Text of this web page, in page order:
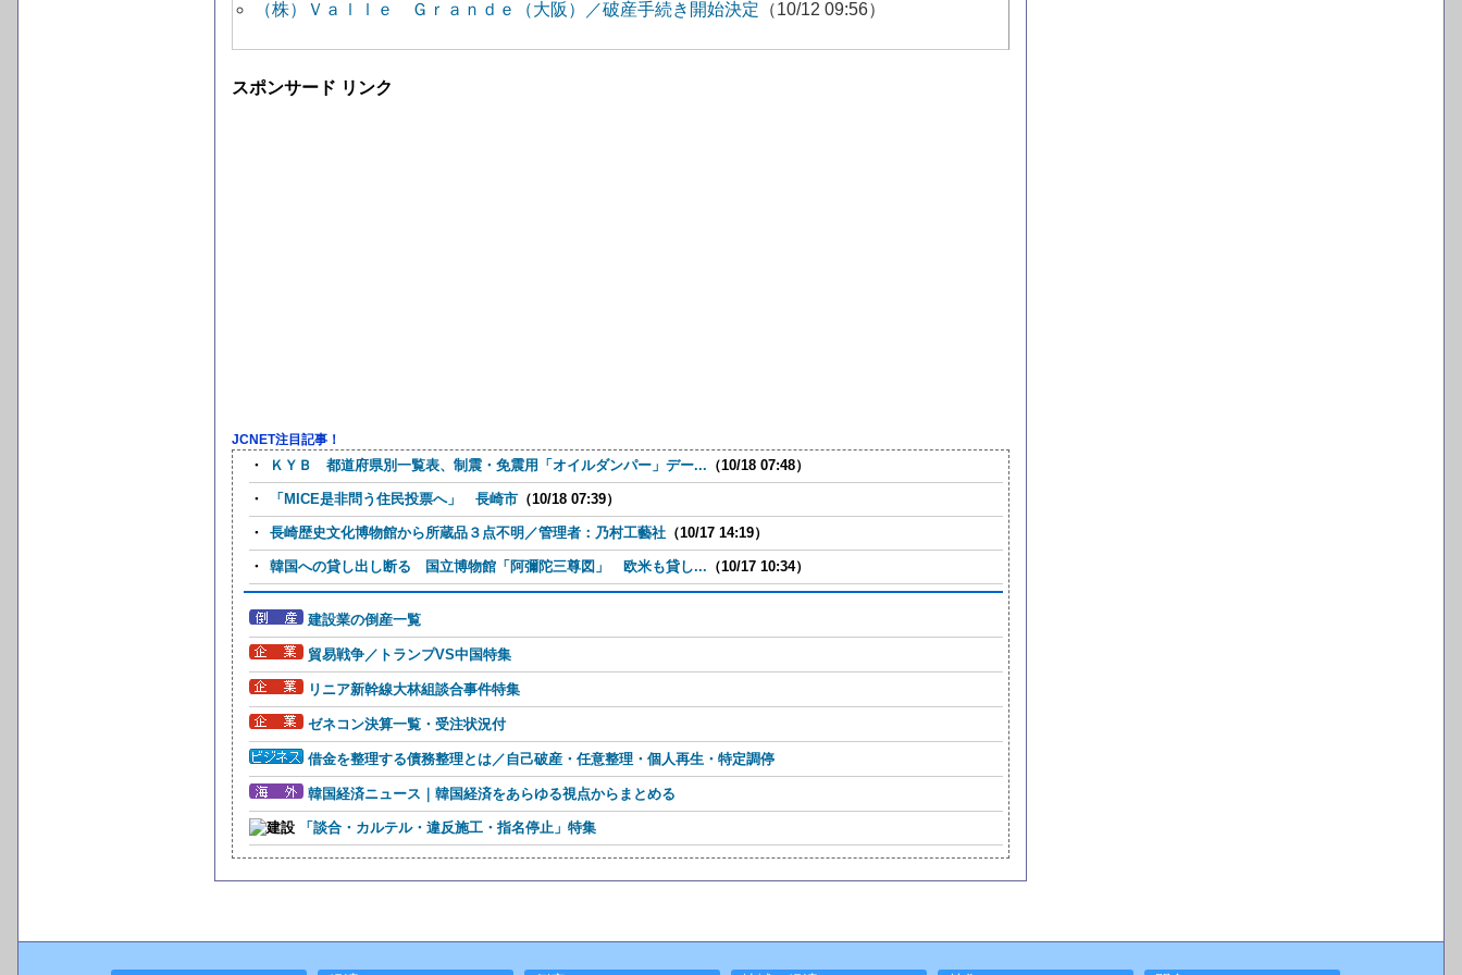
（株）Ｖａｌｌｅ Ｇｒａｎｄｅ（大阪）／破産手続き開始決定 （10/12 09:56）
スポンサード リンク
JCNET注目記事！
・ ＫＹＢ 都道府県別一覧表、制震・免震用「オイルダンパー」デー... （10/18 07:48）
・ 「MICE是非問う住民投票へ」 長崎市 （10/18 07:39）
・ 長崎歴史文化博物館から所蔵品３点不明／管理者：乃村工藝社 （10/17 14:19）
・ 韓国への貸し出し断る 国立博物館「阿彌陀三尊図」 欧米も貸し... （10/17 10:34）
建設業の倒産一覧
貿易戦争／トランプVS中国特集
リニア新幹線大林組談合事件特集
ゼネコン決算一覧・受注状況付
借金を整理する債務整理とは／自己破産・任意整理・個人再生・特定調停
韓国経済ニュース｜韓国経済をあらゆる視点からまとめる
「談合・カルテル・違反施工・指名停止」特集